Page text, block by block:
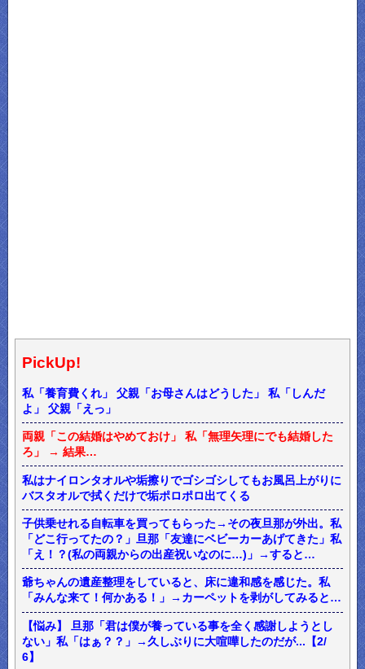
PickUp!
私「養育費くれ」 父親「お母さんはどうした」 私「しんだ
よ」 父親「えっ」
両親「この結婚はやめておけ」 私「無理矢理にでも結婚した
ろ」 → 結果…
私はナイロンタオルや垢擦りでゴシゴシしてもお風呂上がりに
バスタオルで拭くだけで垢ポロポロ出てくる
子供乗せれる自転車を買ってもらった→その夜旦那が外出。私
「どこ行ってたの？」旦那「友達にベビーカーあげてきた」私
「え！？(私の両親からの出産祝いなのに…)」→すると…
爺ちゃんの遺産整理をしていると、床に違和感を感じた。私
「みんな来て！何かある！」→カーペットを剥がしてみると…
【悩み】 旦那「君は僕が養っている事を全く感謝しようとし
ない」私「はぁ？？」→久しぶりに大喧嘩したのだが...【2/
6】